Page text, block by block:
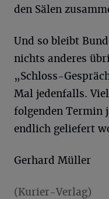
den Sälen
Und so bleibt
nichts anderes
„Schloss-
Mal jedenfalls.
folgenden Termin
endlich geliefert
Gerhard Müller
(Kurier-Verlag)